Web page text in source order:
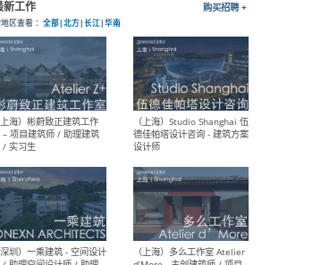
最新工作
按地区查看 ：全部|北方|长江